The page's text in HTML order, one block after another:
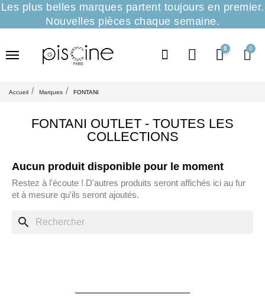
Les plus belles marques partent toujours en premier.
Nouvelles pièces chaque semaine.
0
Accueil Marques FONTANI
FONTANI OUTLET - TOUTES LES
COLLECTIONS
Aucun produit disponible pour le moment
Restez à l'écoute ! D'autres produits seront affichés ici au fur
et à mesure qu'ils seront ajoutés.
search